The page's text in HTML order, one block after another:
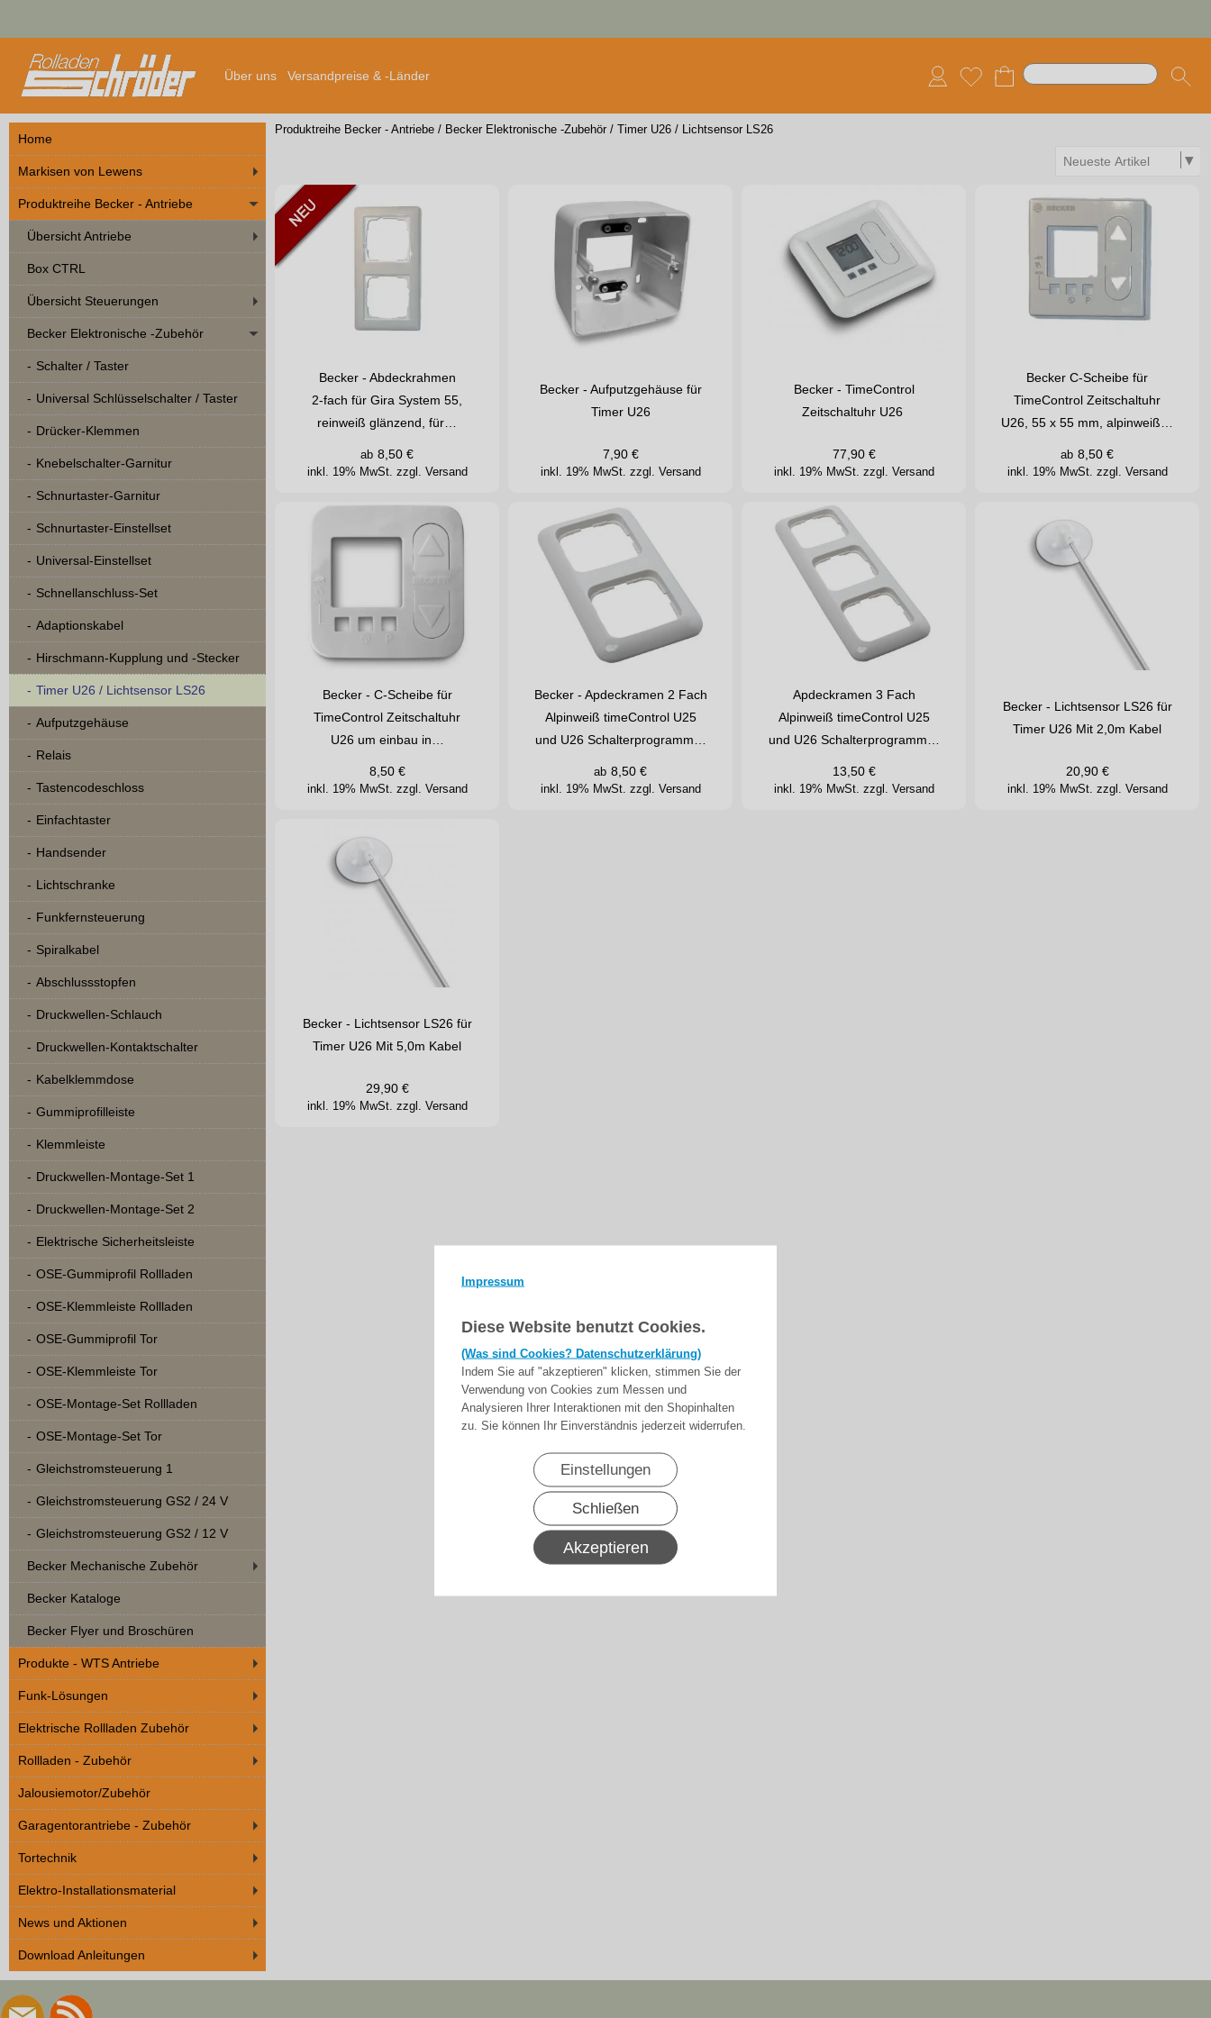
Impressum
Diese Website benutzt Cookies.
(Was sind Cookies? Datenschutzerklärung)
Indem Sie auf "akzeptieren" klicken, stimmen Sie der
Verwendung von Cookies zum Messen und
Analysieren Ihrer Interaktionen mit den Shopinhalten
zu. Sie können Ihr Einverständnis jederzeit widerrufen.
Einstellungen
Schließen
Akzeptieren
Über uns Versandpreise & -Länder
Home
Markisen von Lewens
Produktreihe Becker - Antriebe
Übersicht Antriebe
Box CTRL
Übersicht Steuerungen
Becker Elektronische -Zubehör
Schalter / Taster
Universal Schlüsselschalter / Taster
Drücker-Klemmen
Knebelschalter-Garnitur
Schnurtaster-Garnitur
Schnurtaster-Einstellset
Universal-Einstellset
Schnellanschluss-Set
Adaptionskabel
Hirschmann-Kupplung und -Stecker
Timer U26 / Lichtsensor LS26
Aufputzgehäuse
Relais
Tastencodeschloss
Einfachtaster
Handsender
Lichtschranke
Funkfernsteuerung
Spiralkabel
Abschlussstopfen
Druckwellen-Schlauch
Druckwellen-Kontaktschalter
Kabelklemmdose
Gummiprofilleiste
Klemmleiste
Druckwellen-Montage-Set 1
Druckwellen-Montage-Set 2
Elektrische Sicherheitsleiste
OSE-Gummiprofil Rollladen
OSE-Klemmleiste Rollladen
OSE-Gummiprofil Tor
OSE-Klemmleiste Tor
OSE-Montage-Set Rollladen
OSE-Montage-Set Tor
Gleichstromsteuerung 1
Gleichstromsteuerung GS2 / 24 V
Gleichstromsteuerung GS2 / 12 V
Becker Mechanische Zubehör
Becker Kataloge
Becker Flyer und Broschüren
Produkte - WTS Antriebe
Funk-Lösungen
Elektrische Rollladen Zubehör
Rollladen - Zubehör
Jalousiemotor/Zubehör
Garagentorantriebe - Zubehör
Tortechnik
Elektro-Installationsmaterial
News und Aktionen
Download Anleitungen
Produktreihe Becker - Antriebe / Becker Elektronische -Zubehör / Timer U26 / Lichtsensor LS26
Becker - Abdeckrahmen
2-fach für Gira System 55,
reinweiß glänzend, für…
inkl. 19% MwSt. zzgl. Versand
ab 8,50 €
Becker - Aufputzgehäuse für
Timer U26
inkl. 19% MwSt. zzgl. Versand
7,90€
Becker - TimeControl
Zeitschaltuhr U26
inkl. 19% MwSt. zzgl. Versand
77,90€
Becker C-Scheibe für
TimeControl Zeitschaltuhr
U26, 55 x 55 mm, alpinweiß…
inkl. 19% MwSt. zzgl. Versand
ab 8,50 €
Becker - C-Scheibe für
TimeControl Zeitschaltuhr
U26 um einbau in…
inkl. 19% MwSt. zzgl. Versand
8,50€
Becker - Apdeckramen 2 Fach
Alpinweiß timeControl U25
und U26 Schalterprogramm…
inkl. 19% MwSt. zzgl. Versand
ab 8,50 €
Apdeckramen 3 Fach
Alpinweiß timeControl U25
und U26 Schalterprogramm…
inkl. 19% MwSt. zzgl. Versand
13,50€
Becker - Lichtsensor LS26 für
Timer U26 Mit 2,0m Kabel
inkl. 19% MwSt. zzgl. Versand
20,90€
Becker - Lichtsensor LS26 für
Timer U26 Mit 5,0m Kabel
inkl. 19% MwSt. zzgl. Versand
29,90€